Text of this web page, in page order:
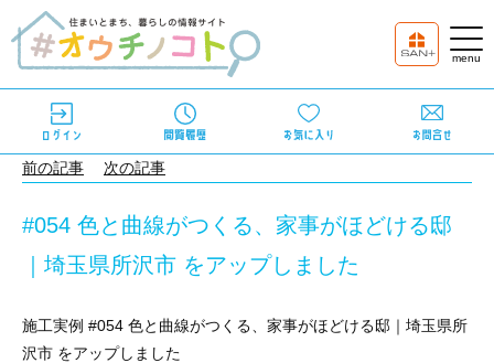
前の記事 次の記事
#054 色と曲線がつくる、家事がほどける邸
｜埼玉県所沢市 をアップしました
施工実例 #054 色と曲線がつくる、家事がほどける邸｜埼玉県所
沢市 をアップしました